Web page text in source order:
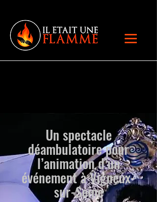
Un spectacle
déambulatoire pour
l’animation d’un
événement à Vigneux-
sur-Seine